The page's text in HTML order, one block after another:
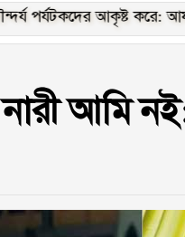
আকৃষ্ট করে: আফরোজা
নারী আমি